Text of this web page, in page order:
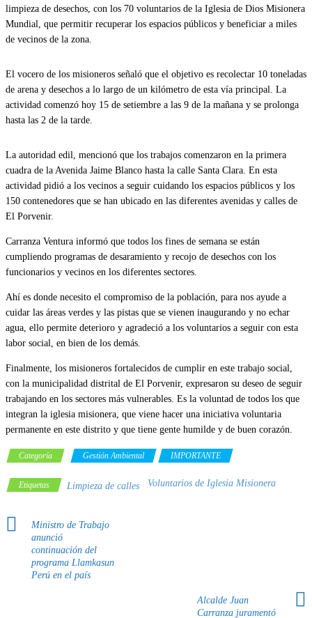
limpieza de desechos, con los 70 voluntarios de la Iglesia de Dios Misionera
Mundial, que permitir recuperar los espacios públicos y beneficiar a miles
de vecinos de la zona.
El vocero de los misioneros señaló que el objetivo es recolectar 10 toneladas
de arena y desechos a lo largo de un kilómetro de esta vía principal. La
actividad comenzó hoy 15 de setiembre a las 9 de la mañana y se prolonga
hasta las 2 de la tarde.
La autoridad edil, mencionó que los trabajos comenzaron en la primera
cuadra de la Avenida Jaime Blanco hasta la calle Santa Clara. En esta
actividad pidió a los vecinos a seguir cuidando los espacios públicos y los
150 contenedores que se han ubicado en las diferentes avenidas y calles de
El Porvenir.
Carranza Ventura informó que todos los fines de semana se están
cumpliendo programas de desaramiento y recojo de desechos con los
funcionarios y vecinos en los diferentes sectores.
Ahí es donde necesito el compromiso de la población, para nos ayude a
cuidar las áreas verdes y las pistas que se vienen inaugurando y no echar
agua, ello permite deterioro y agradeció a los voluntarios a seguir con esta
labor social, en bien de los demás.
Finalmente, los misioneros fortalecidos de cumplir en este trabajo social,
con la municipalidad distrital de El Porvenir, expresaron su deseo de seguir
trabajando en los sectores más vulnerables. Es la voluntad de todos los que
integran la iglesia misionera, que viene hacer una iniciativa voluntaria
permanente en este distrito y que tiene gente humilde y de buen corazón.
Categoría Gestión Ambiental IMPORTANTE
Etiquetas Limpieza de calles Voluntarios de Iglesia Misionera
Ministro de Trabajo
anunció
continuación del
programa Llamkasun
Perú en el país
Alcalde Juan
Carranza juramentó